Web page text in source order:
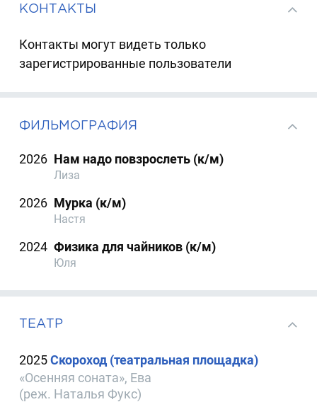
КОНТАКТЫ
Контакты могут видеть только
зарегистрированные пользователи
ФИЛЬМОГРАФИЯ
2026 Нам надо повзрослеть (к/м)
Лиза
2026 Мурка (к/м)
Настя
2024 Физика для чайников (к/м)
Юля
ТЕАТР
2025Скороход (театральная площадка)
«Осенняя соната», Ева
(реж. Наталья Фукс)